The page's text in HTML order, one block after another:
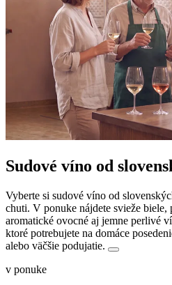
Sudové víno od
Vyberte si sudové víno od
chuti. V ponuke nájdete svieže biele,
aromatické ovocné aj jemne perlivé
ktoré potrebujete na domáce
alebo väčšie podujatie.
v ponuke